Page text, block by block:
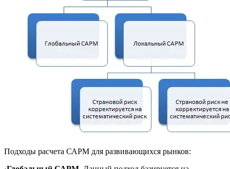
Подходы расчета САРМ для развивающихся рынков: